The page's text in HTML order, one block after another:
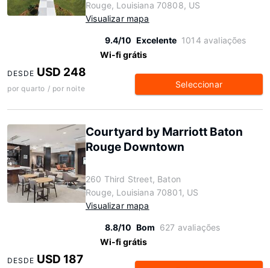
Rouge, Louisiana 70808, US
Visualizar mapa
9.4/10 Excelente 1014 avaliações
Wi-fi grátis
DESDE USD 248
por quarto / por noite Seleccionar
Courtyard by Marriott Baton
Rouge Downtown
260 Third Street, Baton
Rouge, Louisiana 70801, US
Visualizar mapa
8.8/10 Bom 627 avaliações
Wi-fi grátis
DESDE USD 187